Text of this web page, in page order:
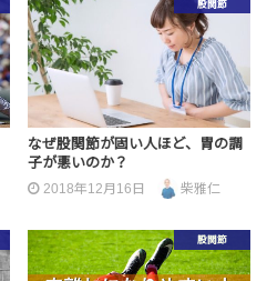
股関節
なぜ股関節が固い人ほど、胃の調
子が悪いのか？
2018年12月16日 柴雅仁
股関節